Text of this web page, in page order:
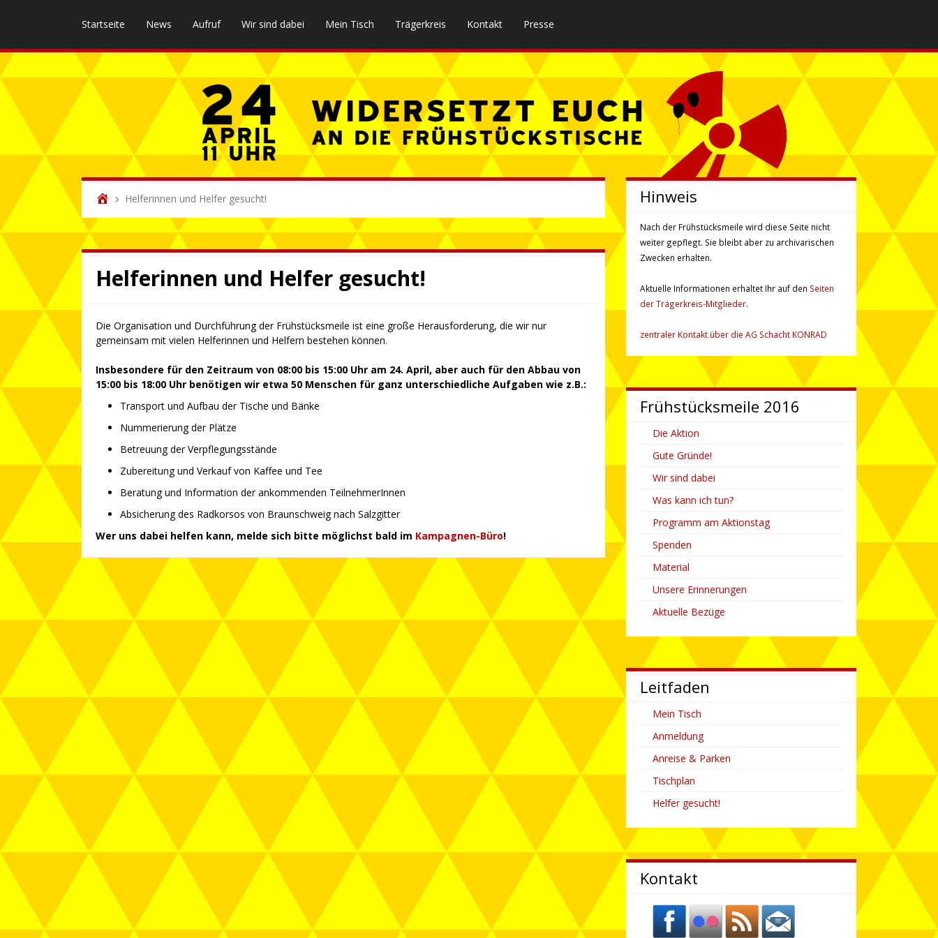
Startseite News Aufruf Wir sind dabei Mein Tisch Trägerkreis Kontakt Presse
Helferinnen und Helfer gesucht!
Helferinnen und Helfer gesucht!
Die Organisation und Durchführung der Frühstücksmeile ist eine große Herausforderung, die wir nur
gemeinsam mit vielen Helferinnen und Helfern bestehen können.
Insbesondere für den Zeitraum von 08:00 bis 15:00 Uhr am 24. April, aber auch für den Abbau von
15:00 bis 18:00 Uhr benötigen wir etwa 50 Menschen für ganz unterschiedliche Aufgaben wie z.B.:
Transport und Aufbau der Tische und Bänke
Nummerierung der Plätze
Betreuung der Verpflegungsstände
Zubereitung und Verkauf von Kaffee und Tee
Beratung und Information der ankommenden TeilnehmerInnen
Absicherung des Radkorsos von Braunschweig nach Salzgitter
Wer uns dabei helfen kann, melde sich bitte möglichst bald im Kampagnen-Büro!
Hinweis
Nach der Frühstücksmeile wird diese Seite nicht
weiter gepflegt. Sie bleibt aber zu ar­chi­va­rischen
Zwecken erhalten.
Aktuelle Informationen erhaltet Ihr auf den Seiten
der Trägerkreis-Mitglieder.
zentraler Kontakt über die AG Schacht KONRAD
Frühstücks­­meile 2016
Die Aktion
Gute Gründe!
Wir sind dabei
Was kann ich tun?
Programm am Aktionstag
Spenden
Material
Unsere Erinnerungen
Aktuelle Bezüge
Leitfaden
Mein Tisch
Anmeldung
Anreise & Parken
Tischplan
Helfer gesucht!
Kontakt